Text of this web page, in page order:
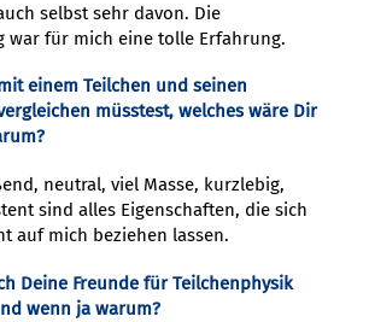
selbst sehr davon. Die
war für mich eine tolle Erfahrung.
einem Teilchen und seinen
müsstest, welches wäre Dir
neutral, viel Masse, kurzlebig,
sind alles Eigenschaften, die sich
auf mich beziehen lassen.
Deine Freunde für Teilchenphysik
wenn ja warum?